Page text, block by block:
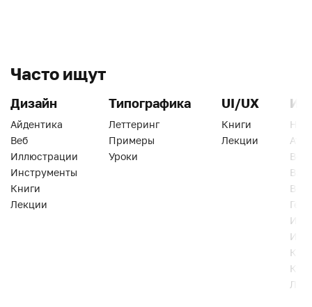
Часто ищут
Дизайн
Айдентика
Веб
Иллюстрации
Инструменты
Книги
Лекции
Типографика
Леттеринг
Примеры
Уроки
UI/UX
Книги
Лекции
Веб